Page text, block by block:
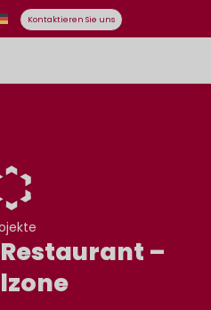
Kontaktieren Sie uns
–